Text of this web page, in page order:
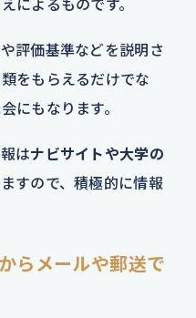
によるものです。
評価基準などを説明さ
をもらえるだけでな
にもなります。
はナビサイトや大学の
ますので、積極的に情報
らメールや郵送で